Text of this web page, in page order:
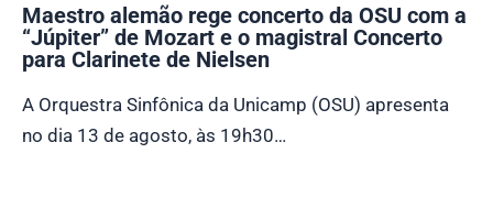
Maestro alemão rege concerto da OSU com a
“Júpiter” de Mozart e o magistral Concerto
para Clarinete de Nielsen
A Orquestra Sinfônica da Unicamp (OSU) apresenta
no dia 13 de agosto, às 19h30…